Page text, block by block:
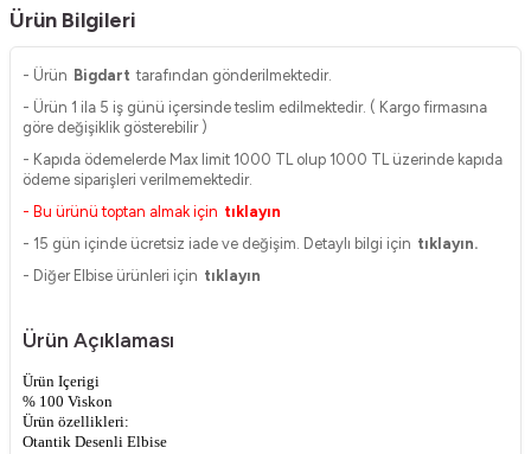
Ürün Bilgileri
- Ürün Bigdart tarafından gönderilmektedir.
- Ürün 1 ila 5 iş günü içersinde teslim edilmektedir. ( Kargo firmasına
göre değişiklik gösterebilir )
- Kapıda ödemelerde Max limit 1000 TL olup 1000 TL üzerinde kapıda
ödeme siparişleri verilmemektedir.
- Bu ürünü toptan almak için tıklayın
- 15 gün içinde ücretsiz iade ve değişim. Detaylı bilgi için tıklayın.
- Diğer Elbise ürünleri için tıklayın
Ürün Açıklaması
Ürün Içerigi
% 100 Viskon
Ürün özellikleri:
Otantik Desenli Elbise